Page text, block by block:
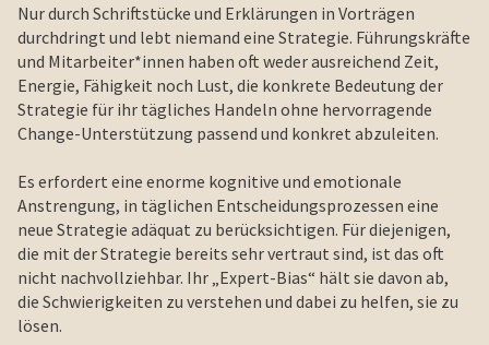
Nur durch Schriftstücke und Erklärungen in Vorträgen
durchdringt und lebt niemand eine Strategie. Führungskräfte
und Mitarbeiter*innen haben oft weder ausreichend Zeit,
Energie, Fähigkeit noch Lust, die konkrete Bedeutung der
Strategie für ihr tägliches Handeln ohne hervorragende
Change-Unterstützung passend und konkret abzuleiten.
Es erfordert eine enorme kognitive und emotionale
Anstrengung, in täglichen Entscheidungsprozessen eine
neue Strategie adäquat zu berücksichtigen. Für diejenigen,
die mit der Strategie bereits sehr vertraut sind, ist das oft
nicht nachvollziehbar. Ihr „Expert-Bias“ hält sie davon ab,
die Schwierigkeiten zu verstehen und dabei zu helfen, sie zu
lösen.